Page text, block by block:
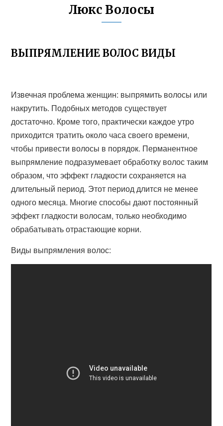
Люкс Волосы
ВЫПРЯМЛЕНИЕ ВОЛОС ВИДЫ
Извечная проблема женщин: выпрямить волосы или
накрутить. Подобных методов существует
достаточно. Кроме того, практически каждое утро
приходится тратить около часа своего времени,
чтобы привести волосы в порядок. Перманентное
выпрямление подразумевает обработку волос таким
образом, что эффект гладкости сохраняется на
длительный период. Этот период длится не менее
одного месяца. Многие способы дают постоянный
эффект гладкости волосам, только необходимо
обрабатывать отрастающие корни.
Виды выпрямления волос: